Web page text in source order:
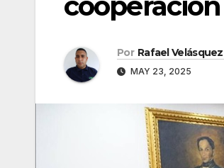
Por Rafael Velásquez
MAY 23, 2025